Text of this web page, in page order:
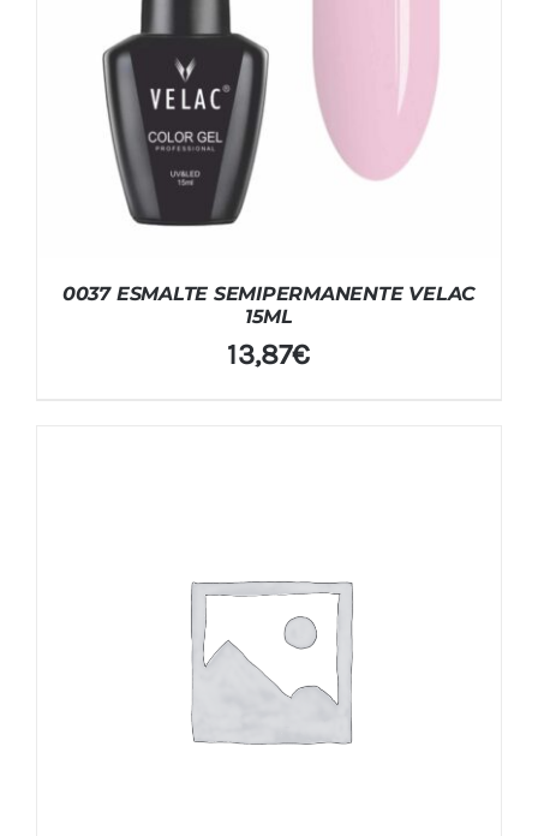
0037 ESMALTE SEMIPERMANENTE VELAC
15ML
13,87€